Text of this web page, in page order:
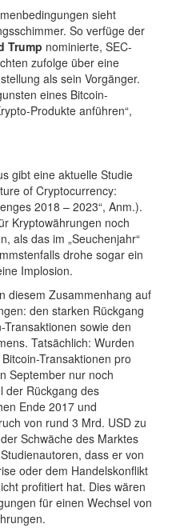
sieht
So verfüge der
Trump nominierte, SEC-
zufolge über eine
als sein Vorgänger.
eines Bitcoin-
Produkte anführen“,
gibt eine aktuelle Studie
of Cryptocurrency:
2018 – 2023“, Anm.).
Kryptowährungen noch
als das im „Seuchenjahr“
drohe sogar ein
Implosion.
diesem Zusammenhang auf
den starken Rückgang
sowie den
Tatsächlich: Wurden
Transaktionen pro
September nur noch
der Rückgang des
Ende 2017 und
von rund 3 Mrd. USD zu
Schwäche des Marktes
dass er von
oder dem Handelskonflikt
profitiert hat. Dies wären
für einen Wechsel von